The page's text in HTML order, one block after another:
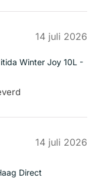
14 juli 2026
Winter Joy 10L -
14 juli 2026
Direct